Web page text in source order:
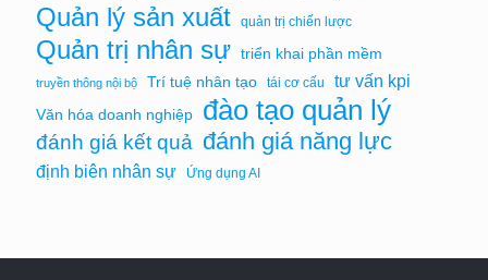
Quản lý sản xuất quản trị chiến lược
Quản trị nhân sự triển khai phần mềm
truyền thông nội bộ Trí tuệ nhân tạo tái cơ cấu tư vấn kpi
Văn hóa doanh nghiệp đào tạo quản lý
đánh giá kết quả đánh giá năng lực
định biên nhân sự Ứng dụng AI